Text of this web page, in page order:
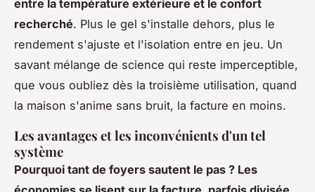
entre la température extérieure et le confort
recherché. Plus le gel s'installe dehors, plus le
rendement s'ajuste et l'isolation entre en jeu. Un
savant mélange de science qui reste imperceptible,
que vous oubliez dès la troisième utilisation, quand
la maison s'anime sans bruit, la facture en moins.
Les avantages et les inconvénients d'un tel
système
Pourquoi tant de foyers sautent le pas ? Les